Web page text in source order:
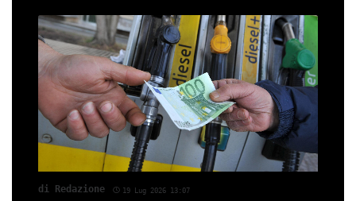
di Red­azio­ne 19 Lug 2026 13:07